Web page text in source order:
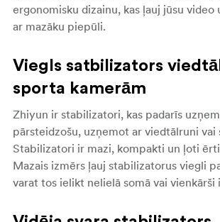
ergonomisku dizainu, kas ļauj jūsu video
ar mazāku piepūli.
Viegls satbilizators
sporta kamerām
Zhiyun ir stabilizatori, kas padarīs
pārsteidzošu, uzņemot ar viedtālruni vai
Stabilizatori ir mazi, kompakti un ļoti
Mazais izmērs ļauj stabilizatorus viegli
varat tos ielikt nelielā somā vai vienkārši